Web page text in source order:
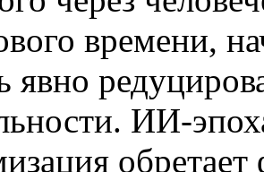
времени,
явно
ИИ-